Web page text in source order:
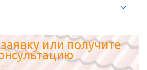
или получите